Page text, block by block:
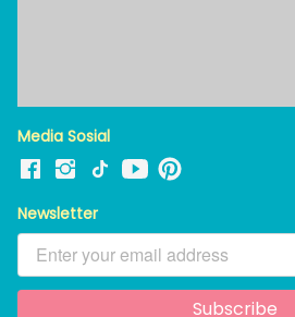
Media Sosial
Newsletter
`
Subscribe